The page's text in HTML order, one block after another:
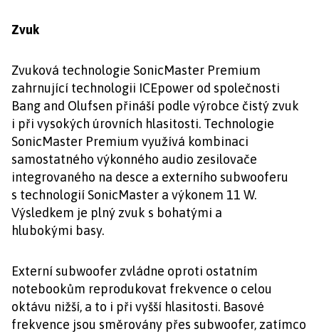
Zvuk
Zvuková technologie SonicMaster Premium
zahrnující technologii ICEpower od společnosti
Bang and Olufsen přináší podle výrobce čistý zvuk
i při vysokých úrovních hlasitosti. Technologie
SonicMaster Premium využívá kombinaci
samostatného výkonného audio zesilovače
integrovaného na desce a externího subwooferu
s technologií SonicMaster a výkonem 11 W.
Výsledkem je plný zvuk s bohatými a
hlubokými basy.
Externí subwoofer zvládne oproti ostatním
notebookům reprodukovat frekvence o celou
oktávu nižší, a to i při vyšší hlasitosti. Basové
frekvence jsou směrovány přes subwoofer, zatímco